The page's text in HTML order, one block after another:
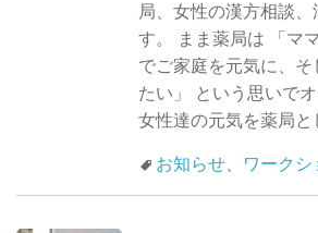
局、女性の漢方相談
す。 まま薬局は 「マ
でご家庭を元気に、
たい」 という思いで
女性達の元気を薬局
お知らせ、 ワークシ